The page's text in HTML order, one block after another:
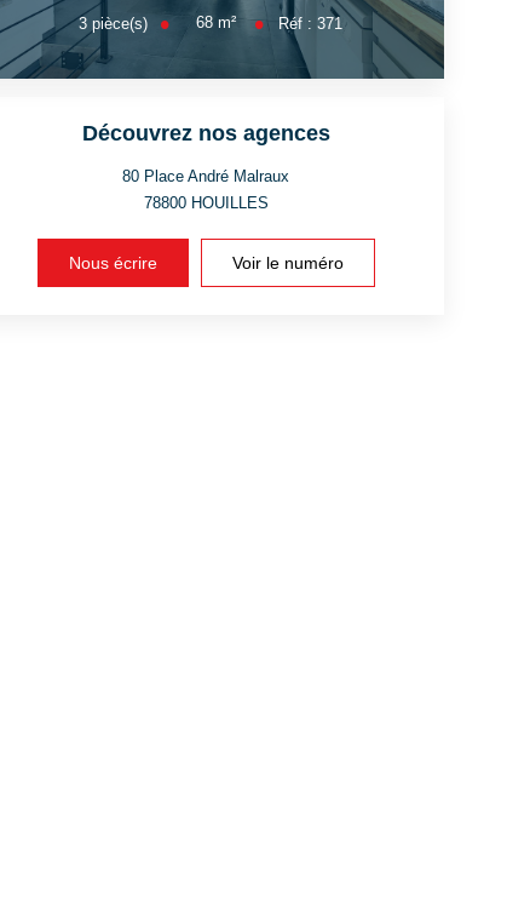
3pièce(s) 68m² Réf :371
Découvrez nos agences
80 Place André Malraux
78800 HOUILLES
Nous écrire Voir le numéro